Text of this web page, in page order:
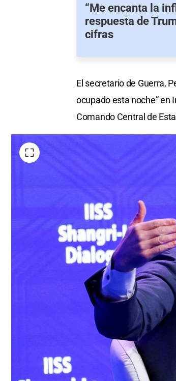
“Me encanta la
respuesta de
cifras
El secretario de Guerra,
ocupado esta noche” en
Comando Central de